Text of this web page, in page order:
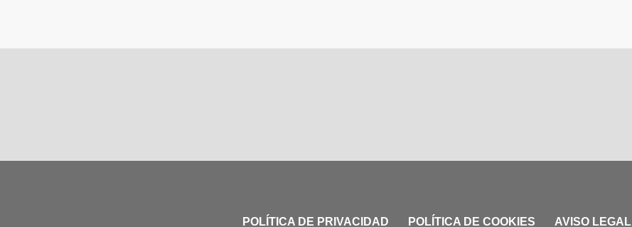
POLÍTICA DE PRIVACIDAD POLÍTICA DE COOKIES AVISO LEGAL